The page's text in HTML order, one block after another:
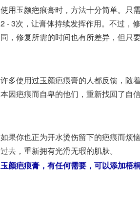
使用玉颜疤痕膏时，方法十分简单。只
2 - 3次，让膏体持续发挥作用。不过，
同，修复所需的时间也有所差异，但只
许多使用过玉颜疤痕膏的人都反馈，随
本因疤痕而自卑的他们，重新找回了自
如果你也正为开水烫伤留下的疤痕而烦
过去，重新拥有光滑无瑕的肌肤。
玉颜疤痕膏，有任何需要，可以添加梧